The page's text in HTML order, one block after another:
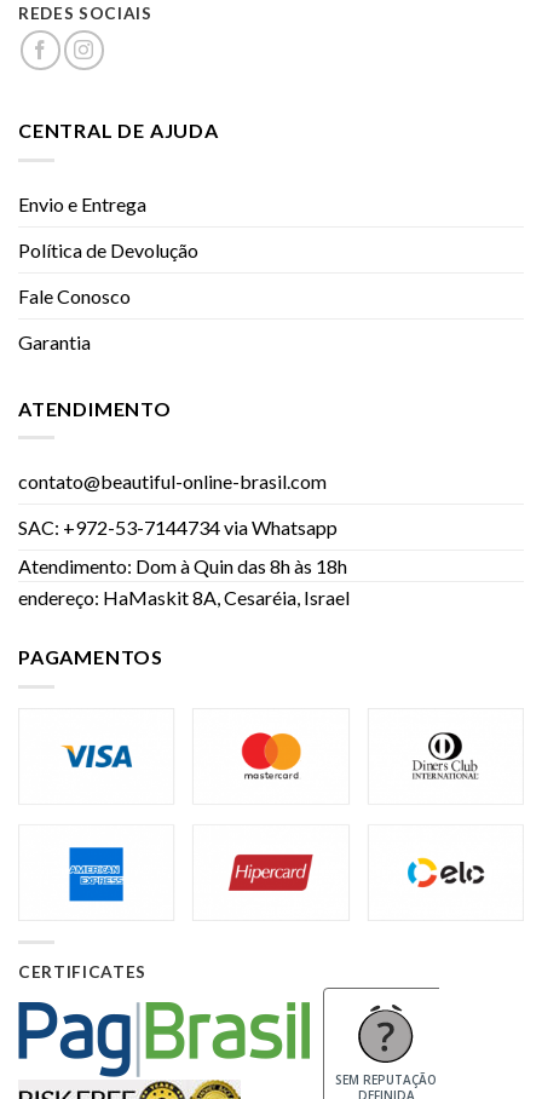
REDES SOCIAIS
CENTRAL DE AJUDA
Envio e Entrega
Política de Devolução
Fale Conosco
Garantia
ATENDIMENTO
contato@beautiful-online-brasil.com
SAC: +972-53-7144734 via Whatsapp
Atendimento: Dom à Quin das 8h às 18h
endereço: HaMaskit 8A, Cesaréia, Israel
PAGAMENTOS
CERTIFICATES
SEM REPUTAÇÃO